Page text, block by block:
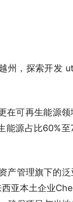
州，探索开发
在可再生能源
源占比60%至
产管理旗下的
亚本土企业